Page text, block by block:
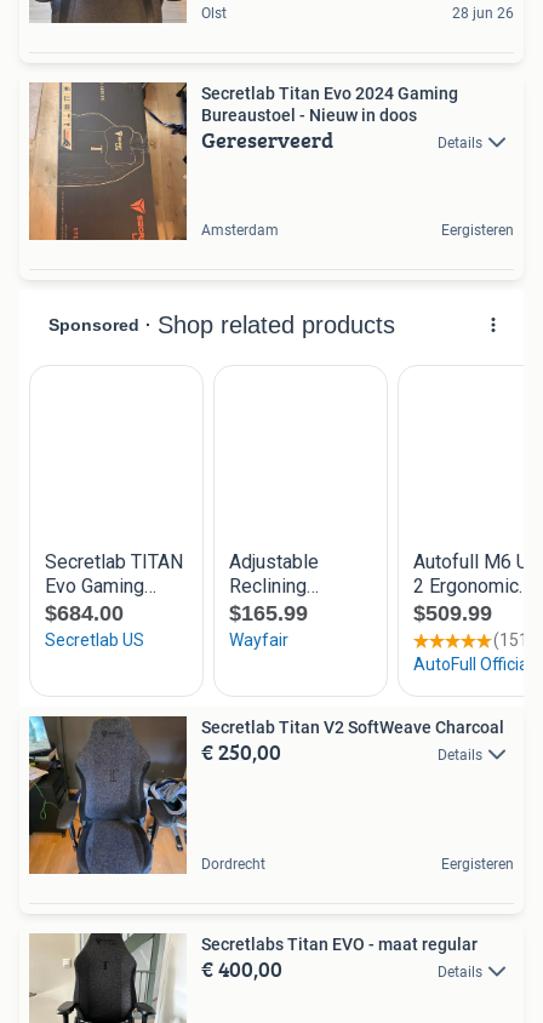
Olst 28 jun 26
Secretlab Titan Evo 2024 Gaming
Bureaustoel - Nieuw in doos
Gereserveerd Details
Amsterdam Eergisteren
Secretlab Titan V2 SoftWeave Charcoal
€ 250,00 Details
Dordrecht Eergisteren
Secretlabs Titan EVO - maat regular
€ 400,00 Details